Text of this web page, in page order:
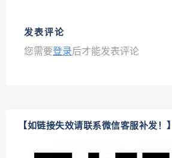
发表评论
您需要登录后才能发表评论
【如链接失效请联系微信客服补发！】